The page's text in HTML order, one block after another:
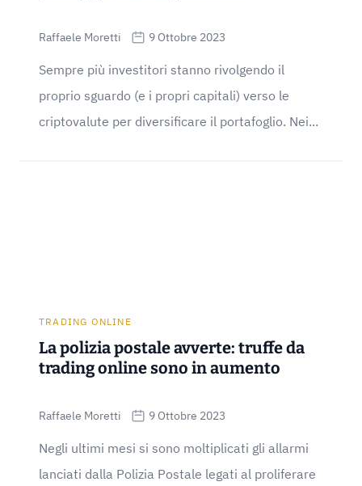
Raffaele Moretti 9 Ottobre 2023
Sempre più investitori stanno rivolgendo il
proprio sguardo (e i propri capitali) verso le
criptovalute per diversificare il portafoglio. Nei...
TRADING ONLINE
La polizia postale avverte: truffe da
trading online sono in aumento
Raffaele Moretti 9 Ottobre 2023
Negli ultimi mesi si sono moltiplicati gli allarmi
lanciati dalla Polizia Postale legati al proliferare